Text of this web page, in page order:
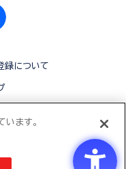
録について
います。